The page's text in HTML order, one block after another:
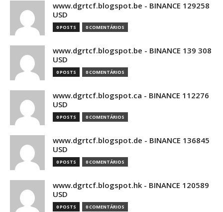
www.dgrtcf.blogspot.be - BINANCE 129258
USD
0 POSTS 0 COMENTÁRIOS
www.dgrtcf.blogspot.be - BINANCE 139 308
USD
0 POSTS 0 COMENTÁRIOS
www.dgrtcf.blogspot.ca - BINANCE 112276
USD
0 POSTS 0 COMENTÁRIOS
www.dgrtcf.blogspot.de - BINANCE 136845
USD
0 POSTS 0 COMENTÁRIOS
www.dgrtcf.blogspot.hk - BINANCE 120589
USD
0 POSTS 0 COMENTÁRIOS